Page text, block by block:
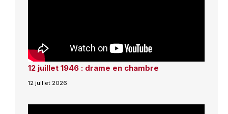
12 juillet 1946 : drame en chambre
12 juillet 2026